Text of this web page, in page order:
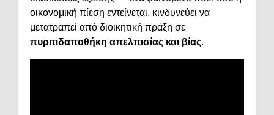
οικονομική πίεση εντείνεται, κινδυνεύει να
μετατραπεί από διοικητική πράξη σε
πυριτιδαποθήκη απελπισίας και βίας.